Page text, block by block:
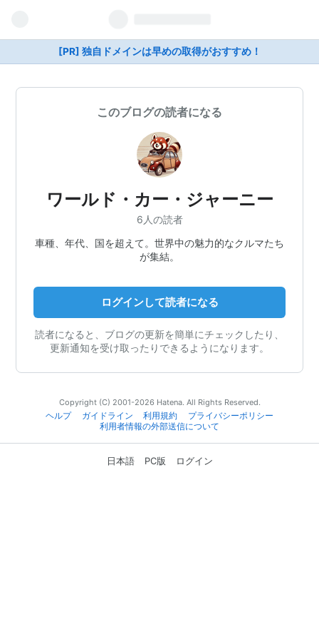
[PR] 独自ドメインは早めの取得がおすすめ！
このブログの読者になる
ワールド・カー・ジャーニー
6人の読者
車種、年代、国を超えて。世界中の魅力的なクルマたち
が集結。
ログインして読者になる
読者になると、ブログの更新を簡単にチェックしたり、
更新通知を受け取ったりできるようになります。
Copyright (C) 2001-2026 Hatena. All Rights Reserved.
ヘルプ
ガイドライン 利用規約
プライバシーポリシー
利用者情報の外部送信について
日本語 PC版 ログイン